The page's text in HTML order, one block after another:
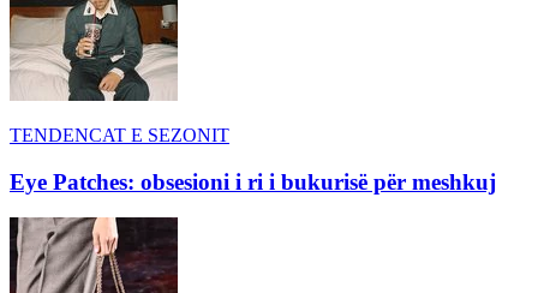
TENDENCAT E SEZONIT
Eye Patches: obsesioni i ri i bukurisë për meshkuj